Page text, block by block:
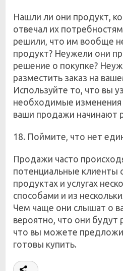
Нашли ли они продукт,
отвечал их
решили, что им вообще
продукт? Неужели они
решение о покупке?
разместить заказ на
Используйте то, что вы
необходимые изменения
ваши продажи начинают
18. Поймите, что нет
Продажи часто
потенциальные клиенты
продуктах и услугах
способами и из
Чем чаще они слышат о
вероятно, что они будут
что вы можете
готовы купить.